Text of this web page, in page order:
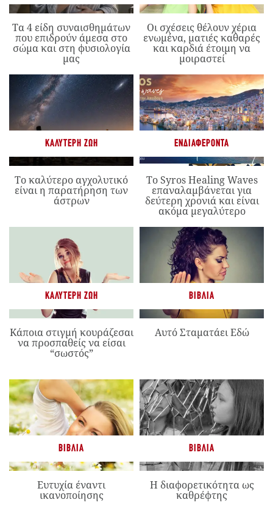
Τα 4 είδη συναισθημάτων
που επιδρούν άμεσα στο
σώμα και στη φυσιολογία
μας
Οι σχέσεις θέλουν χέρια
ενωμένα, ματιές καθαρές
και καρδιά έτοιμη να
μοιραστεί
ΚΑΛΎΤΕΡΗ ΖΩΉ
Το καλύτερο αγχολυτικό
είναι η παρατήρηση των
άστρων
ΕΝΔΙΑΦΈΡΟΝΤΑ
Το Syros Healing Waves
επαναλαμβάνεται για
δεύτερη χρονιά και είναι
ακόμα μεγαλύτερο
ΚΑΛΎΤΕΡΗ ΖΩΉ
Κάποια στιγμή κουράζεσαι
να προσπαθείς να είσαι
“σωστός”
ΒΙΒΛΊΑ
Αυτό Σταματάει Εδώ
ΒΙΒΛΊΑ
Ευτυχία έναντι
ικανοποίησης
ΒΙΒΛΊΑ
Η διαφορετικότητα ως
καθρέφτης